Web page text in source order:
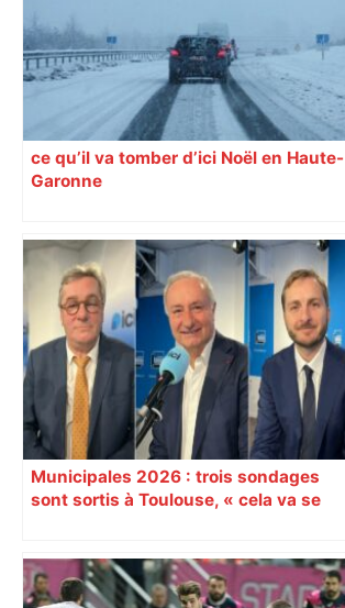
ce qu’il va tomber d’ici Noël en Haute-
Garonne
Municipales 2026 : trois sondages
sont sortis à Toulouse, « cela va se